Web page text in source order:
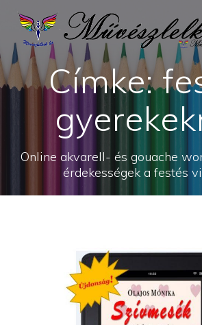
content
Címke:
Online akvarell- és gouache
érdekességek a festés